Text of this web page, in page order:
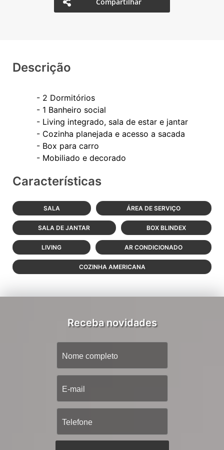
Descrição
- 2 Dormitórios
- 1 Banheiro social
- Living integrado, sala de estar e jantar
- Cozinha planejada e acesso a sacada
- Box para carro
Características
SALA ÁREA DE SERVIÇO
SALA DE JANTAR BOX BLINDEX
LIVING AR CONDICIONADO
COZINHA AMERICANA
Receba novidades